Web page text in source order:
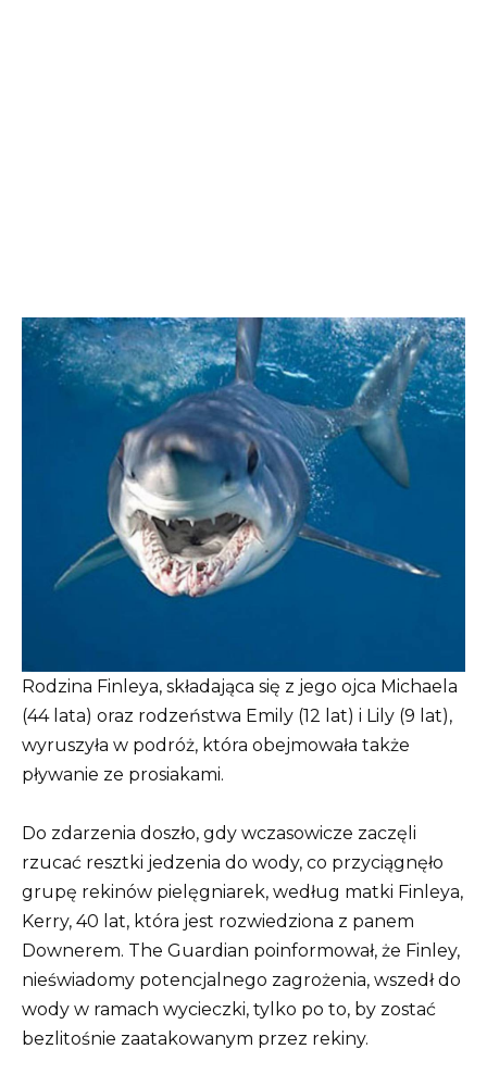
Rodzina Finleya, składająca się z jego ojca Michaela
(44 lata) oraz rodzeństwa Emily (12 lat) i Lily (9 lat),
wyruszyła w podróż, która obejmowała także
pływanie ze prosiakami.
Do zdarzenia doszło, gdy wczasowicze zaczęli
rzucać resztki jedzenia do wody, co przyciągnęło
grupę rekinów pielęgniarek, według matki Finleya,
Kerry, 40 lat, która jest rozwiedziona z panem
Downerem. The Guardian poinformował, że Finley,
nieświadomy potencjalnego zagrożenia, wszedł do
wody w ramach wycieczki, tylko po to, by zostać
bezlitośnie zaatakowanym przez rekiny.